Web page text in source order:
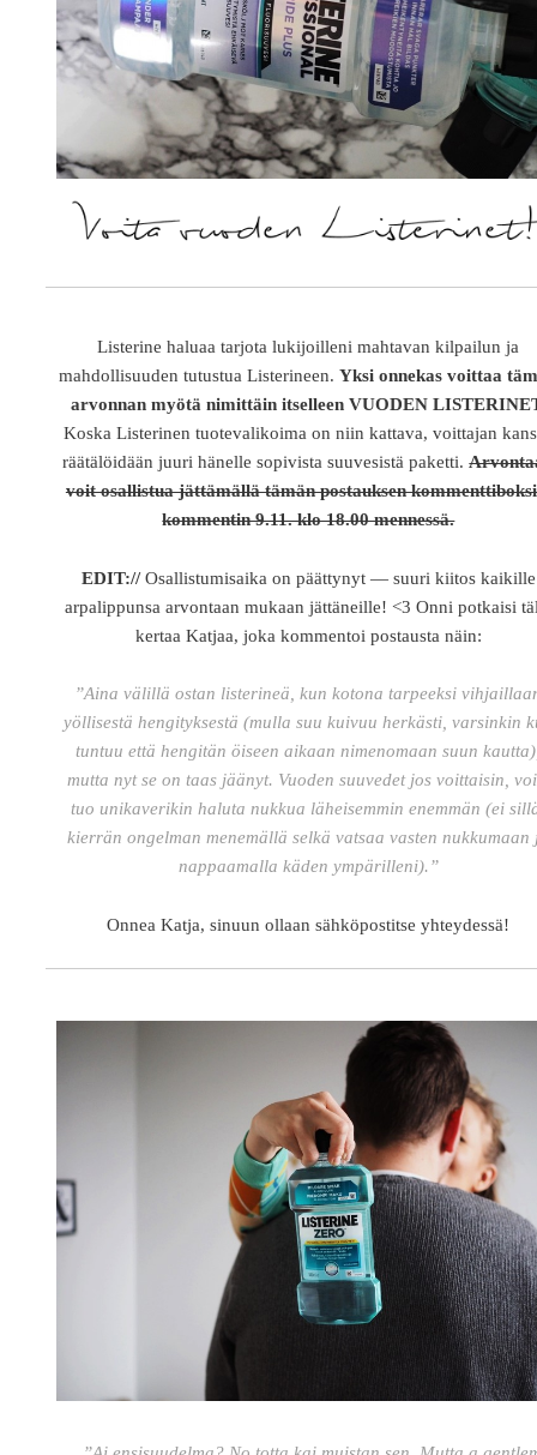
Listerine haluaa tarjota lukijoilleni mahtavan kilpailun ja
mahdollisuuden tutustua Listerineen.Yksi onnekas voittaa
arvonnan myötä nimittäin itselleen VUODEN
Koska Listerinen tuotevalikoima on niin kattava, voittajan
räätälöidään juuri hänelle sopivista suuvesistä paketti.
voit osallistua jättämällä tämän postauksen
kommentin 9.11. klo 18.00 mennessä.
EDIT://Osallistumisaika on päättynyt — suuri kiitos kaikille
arpalippunsa arvontaan mukaan jättäneille! <3 Onni potkaisi
kertaa Katjaa, joka kommentoi postausta näin:
”Aina välillä ostan listerineä, kun kotona tarpeeksi
yöllisestä hengityksestä (mulla suu kuivuu herkästi, varsinkin
tuntuu että hengitän öiseen aikaan nimenomaan suun
mutta nyt se on taas jäänyt. Vuoden suuvedet jos voittaisin,
tuo unikaverikin haluta nukkua läheisemmin enemmän (ei
kierrän ongelman menemällä selkä vatsaa vasten nukkumaan
nappaamalla käden ympärilleni).”
Onnea Katja, sinuun ollaan sähköpostitse yhteydessä!